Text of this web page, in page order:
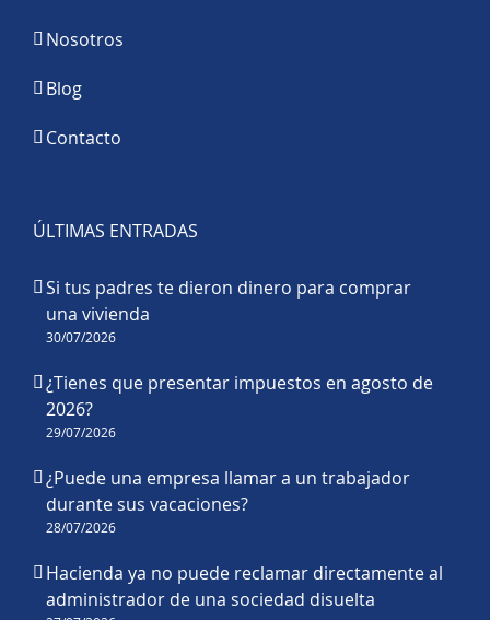
Nosotros
Blog
Contacto
ÚLTIMAS ENTRADAS
Si tus padres te dieron dinero para comprar
una vivienda
30/07/2026
¿Tienes que presentar impuestos en agosto de
2026?
29/07/2026
¿Puede una empresa llamar a un trabajador
durante sus vacaciones?
28/07/2026
Hacienda ya no puede reclamar directamente al
administrador de una sociedad disuelta